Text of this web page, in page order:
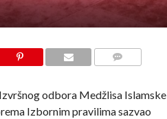
odbora Medžlisa Islamske
Izbornim pravilima sazvao